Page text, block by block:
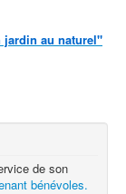
jardin au naturel"
de son
bénévoles.